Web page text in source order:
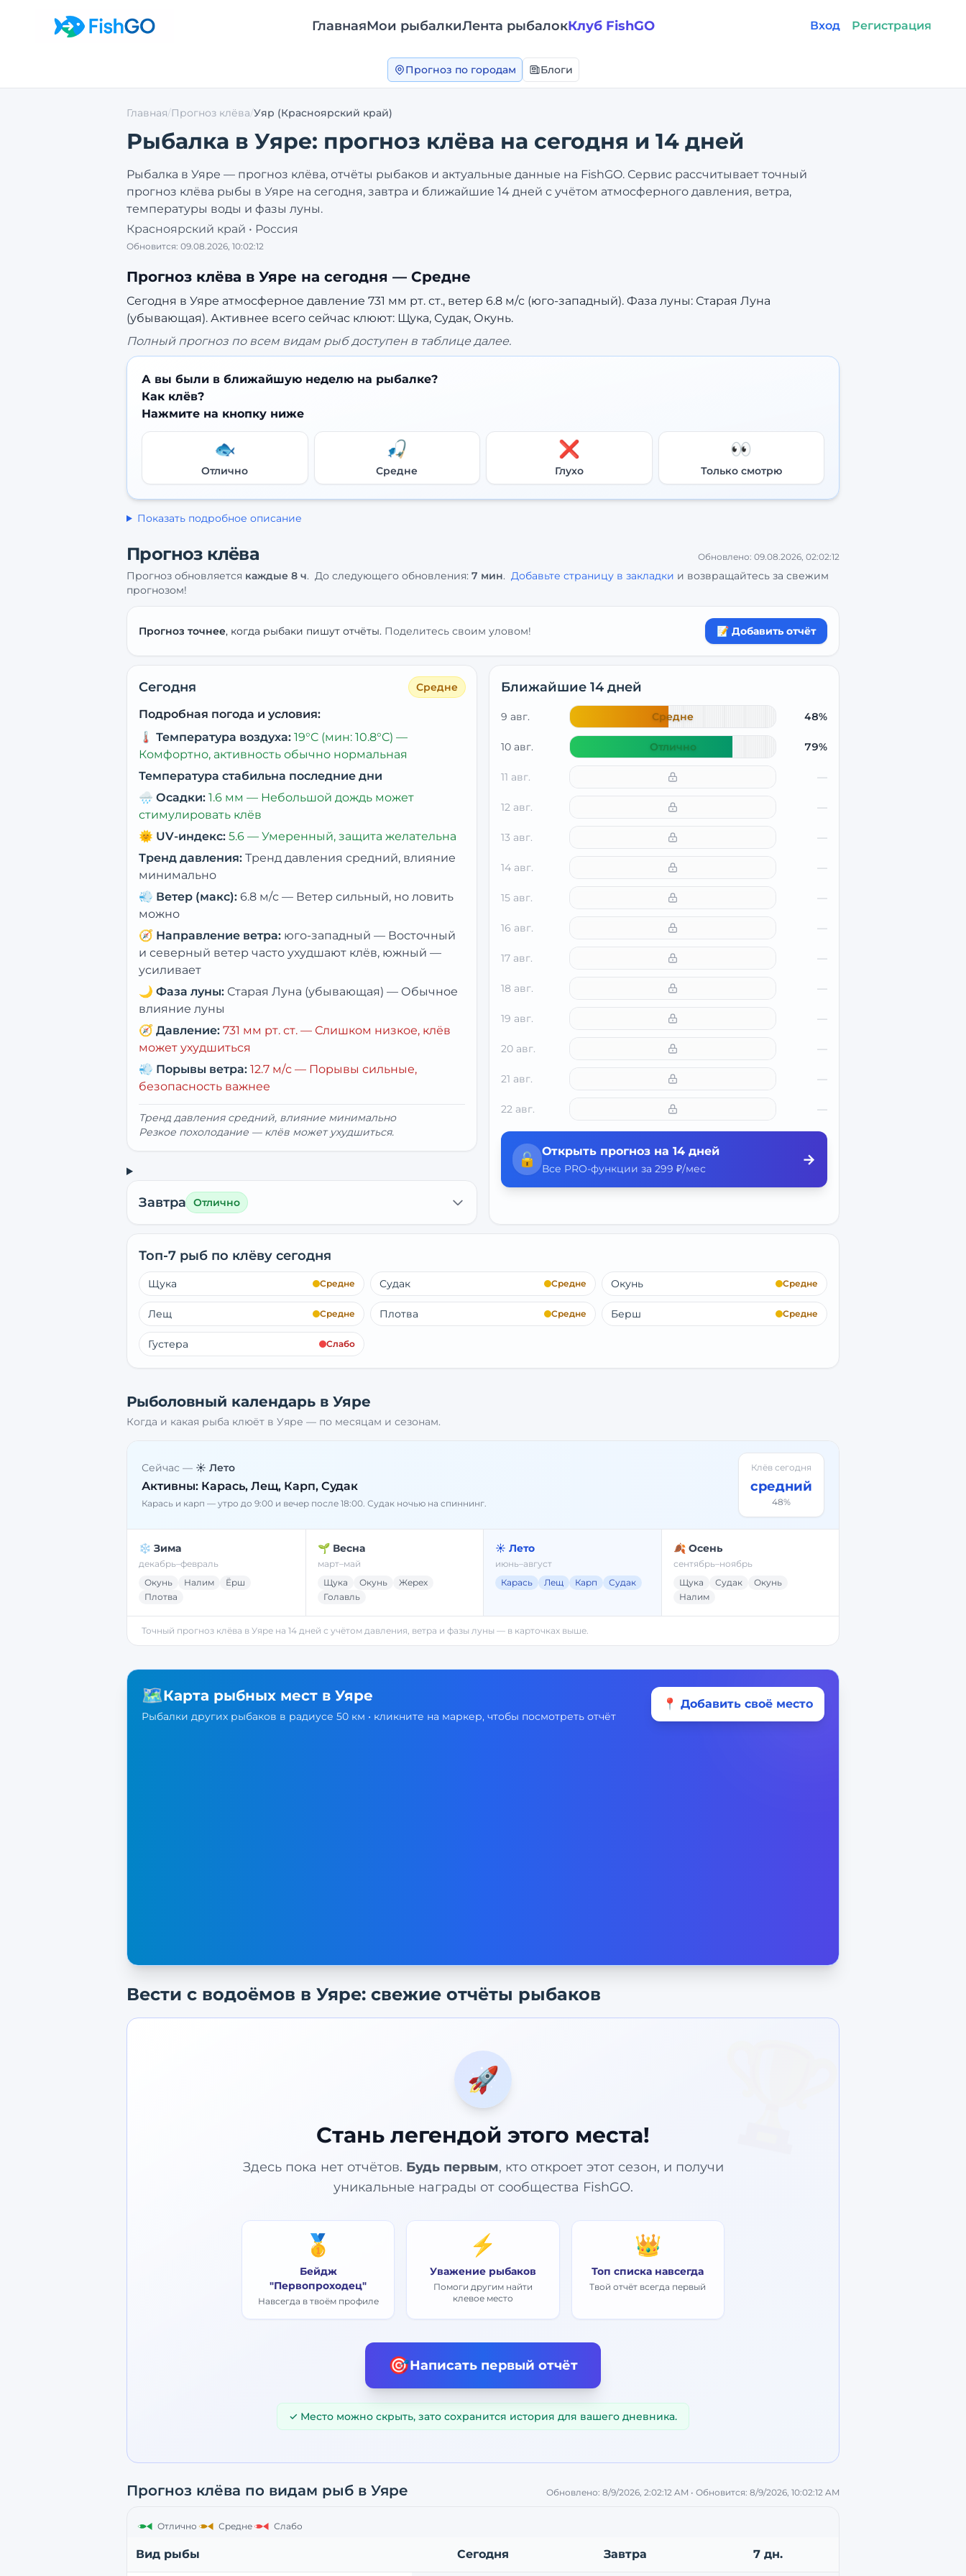
ГлавнаяМои рыбалкиЛента рыбалокКлуб FishGO Вход Регистрация
Прогноз по городам Блоги
Главная/Прогноз клёва/Уяр (Красноярский край)
Рыбалка в Уяре: прогноз клёва на сегодня и 14 дней
Рыбалка в Уяре — прогноз клёва, отчёты рыбаков и актуальные данные на FishGO. Сервис рассчитывает точный
прогноз клёва рыбы в Уяре на сегодня, завтра и ближайшие 14 дней с учётом атмосферного давления, ветра,
температуры воды и фазы луны.
Красноярский край • Россия
Обновится: 09.08.2026, 10:02:12
Прогноз клёва в Уяре на сегодня — Средне
Сегодня в Уяре атмосферное давление 731 мм рт. ст., ветер 6.8 м/с (юго-западный). Фаза луны: Старая Луна
(убывающая). Активнее всего сейчас клюют: Щука, Судак, Окунь.
Полный прогноз по всем видам рыб доступен в таблице далее.
А вы были в ближайшую неделю на рыбалке?
Как клёв?
Нажмите на кнопку ниже
🐟
Отлично
🎣
Средне
❌
Глухо
👀
Только смотрю
Показать подробное описание
Прогноз клёва Обновлено: 09.08.2026, 02:02:12
Прогноз обновляется каждые 8 ч. До следующего обновления: 7 мин. Добавьте страницу в закладки и возвращайтесь за свежим
прогнозом!
Прогноз точнее, когда рыбаки пишут отчёты. Поделитесь своим уловом! 📝 Добавить отчёт
Сегодня Средне
Подробная погода и условия:
🌡️ Температура воздуха: 19°C (мин: 10.8°C) —
Комфортно, активность обычно нормальная
Температура стабильна последние дни
🌧️ Осадки: 1.6 мм — Небольшой дождь может
стимулировать клёв
🌞 UV-индекс: 5.6 — Умеренный, защита желательна
Тренд давления: Тренд давления средний, влияние
минимально
💨 Ветер (макс): 6.8 м/с — Ветер сильный, но ловить
можно
🧭 Направление ветра: юго-западный — Восточный
и северный ветер часто ухудшают клёв, южный —
усиливает
🌙 Фаза луны: Старая Луна (убывающая) — Обычное
влияние луны
🧭 Давление: 731 мм рт. ст. — Слишком низкое, клёв
может ухудшиться
💨 Порывы ветра: 12.7 м/с — Порывы сильные,
безопасность важнее
Тренд давления средний, влияние минимально
Резкое похолодание — клёв может ухудшиться.
Завтра Отлично
Ближайшие 14 дней
9 авг. Средне 48%
10 авг. Отлично 79%
11 авг. —
12 авг. —
13 авг. —
14 авг. —
15 авг. —
16 авг. —
17 авг. —
18 авг. —
19 авг. —
20 авг. —
21 авг. —
22 авг. —
🔓 Открыть прогноз на 14 дней
Все PRO-функции за 299 ₽/мес
→
Топ-7 рыб по клёву сегодня
Щука Средне Судак Средне Окунь Средне
Лещ Средне Плотва Средне Берш Средне
Густера Слабо
Рыболовный календарь в Уяре
Когда и какая рыба клюёт в Уяре — по месяцам и сезонам.
Сейчас — ☀️ Лето
Активны: Карась, Лещ, Карп, Судак
Карась и карп — утро до 9:00 и вечер после 18:00. Судак ночью на спиннинг.
Клёв сегодня
средний
48%
❄️ Зима
декабрь–февраль
Окунь
Налим
Ёрш
Плотва
🌱 Весна
март–май
Щука
Окунь
Жерех
Голавль
☀️ Лето
июнь–август
Карась
Лещ Карп Судак
🍂 Осень
сентябрь–ноябрь
Щука
Судак
Окунь
Налим
Точный прогноз клёва в Уяре на 14 дней с учётом давления, ветра и фазы луны — в карточках выше.
🗺️Карта рыбных мест в Уяре
Рыбалки других рыбаков в радиусе 50 км • кликните на маркер, чтобы посмотреть отчёт
📍 Добавить своё место
Вести с водоёмов в Уяре: свежие отчёты рыбаков
🚀
Стань легендой этого места!
Здесь пока нет отчётов. Будь первым, кто откроет этот сезон, и получи
уникальные награды от сообщества FishGO.
🥇
Бейдж
"Первопроходец"
Навсегда в твоём профиле
⚡
Уважение рыбаков
Помоги другим найти
клевое место
👑
Топ списка навсегда
Твой отчёт всегда первый
🎯Написать первый отчёт
✓ Место можно скрыть, зато сохранится история для вашего дневника.
Прогноз клёва по видам рыб в Уяре Обновлено: 8/9/2026, 2:02:12 AM • Обновится: 8/9/2026, 10:02:12 AM
Отлично Средне Слабо
Вид рыбы Сегодня Завтра 7 дн.